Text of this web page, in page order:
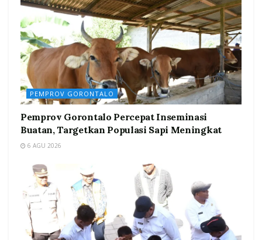
PEMPROV GORONTALO
Pemprov Gorontalo Percepat Inseminasi
Buatan, Targetkan Populasi Sapi Meningkat
6 AGU 2026